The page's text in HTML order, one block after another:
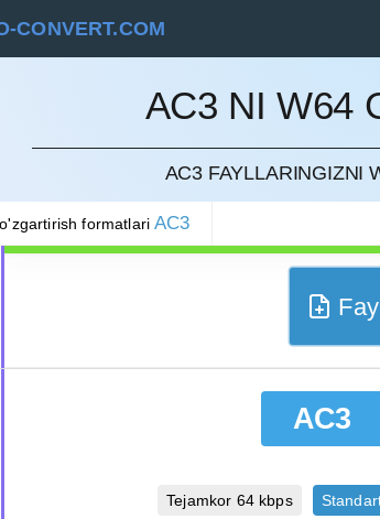
CONVERT.COM
AC3 NI W64
AC3 FAYLLARINGIZNI
formatlariAC3
BEKOR QILISH
AC3
Tejamkor 64 kbps